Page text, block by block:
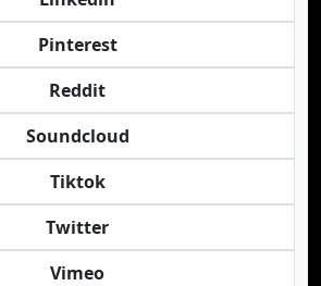
Pinterest
Reddit
Soundcloud
Tiktok
Twitter
Vimeo